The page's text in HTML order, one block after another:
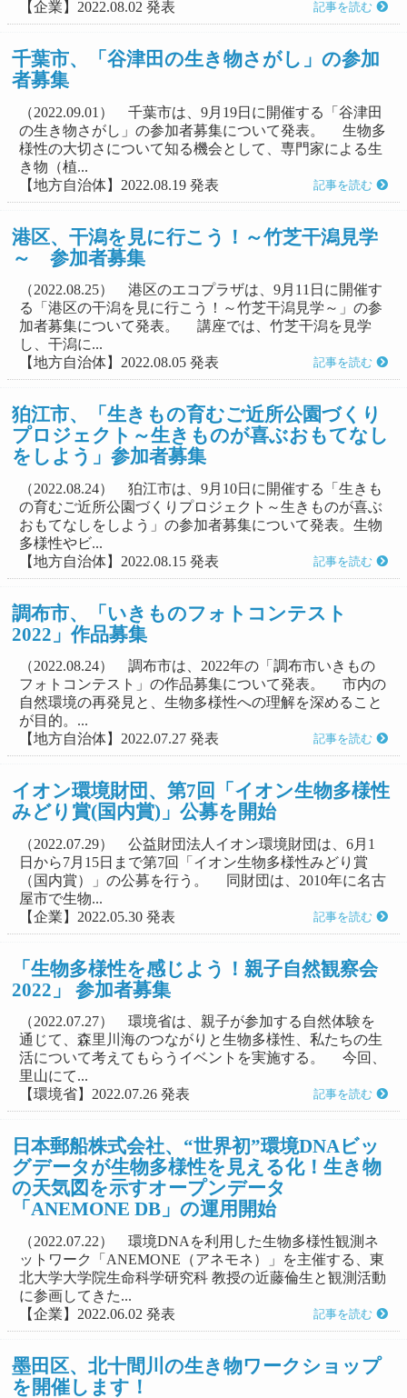
【企業】2022.08.02 発表 記事を読む
千葉市、「谷津田の生き物さがし」の参加
者募集
（2022.09.01） 千葉市は、9月19日に開催する「谷津田
の生き物さがし」の参加者募集について発表。 生物多
様性の大切さについて知る機会として、専門家による生
き物（植...
【地方自治体】2022.08.19 発表
記事を読む
港区、干潟を見に行こう！～竹芝干潟見学
～ 参加者募集
（2022.08.25） 港区のエコプラザは、9月11日に開催す
る「港区の干潟を見に行こう！～竹芝干潟見学～」の参
加者募集について発表。 講座では、竹芝干潟を見学
し、干潟に...
【地方自治体】2022.08.05 発表
記事を読む
狛江市、「生きもの育むご近所公園づくり
プロジェクト～生きものが喜ぶおもてなし
をしよう」参加者募集
（2022.08.24） 狛江市は、9月10日に開催する「生きも
の育むご近所公園づくりプロジェクト～生きものが喜ぶ
おもてなしをしよう」の参加者募集について発表。生物
多様性やビ...
【地方自治体】2022.08.15 発表
記事を読む
調布市、「いきものフォトコンテスト
2022」作品募集
（2022.08.24） 調布市は、2022年の「調布市いきもの
フォトコンテスト」の作品募集について発表。 市内の
自然環境の再発見と、生物多様性への理解を深めること
が目的。...
【地方自治体】2022.07.27 発表
記事を読む
イオン環境財団、第7回「イオン生物多様性
みどり賞(国内賞)」公募を開始
（2022.07.29） 公益財団法人イオン環境財団は、6月1
日から7月15日まで第7回「イオン生物多様性みどり賞
（国内賞）」の公募を行う。 同財団は、2010年に名古
屋市で生物...
【企業】2022.05.30 発表
記事を読む
「生物多様性を感じよう！親子自然観察会
2022」 参加者募集
（2022.07.27） 環境省は、親子が参加する自然体験を
通じて、森里川海のつながりと生物多様性、私たちの生
活について考えてもらうイベントを実施する。 今回、
里山にて...
【環境省】2022.07.26 発表
記事を読む
日本郵船株式会社、“世界初”環境DNAビッ
グデータが生物多様性を見える化！生き物
の天気図を示すオープンデータ
「ANEMONE DB」の運用開始
（2022.07.22） 環境DNAを利用した生物多様性観測ネ
ットワーク「ANEMONE（アネモネ）」を主催する、東
北大学大学院生命科学研究科 教授の近藤倫生と観測活動
に参画してきた...
【企業】2022.06.02 発表
記事を読む
墨田区、北十間川の生き物ワークショップ
を開催します！